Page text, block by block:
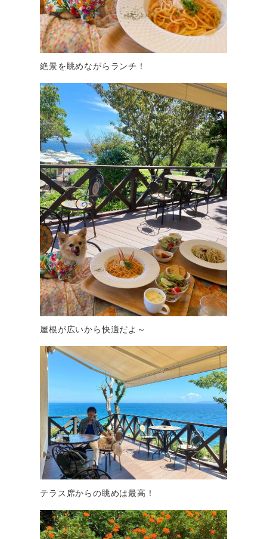
絶景を眺めながらランチ！
屋根が広いから快適だよ～
テラス席からの眺めは最高！